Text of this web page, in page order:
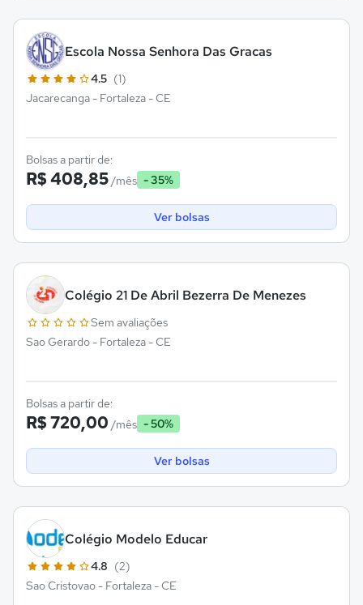
Escola Nossa Senhora Das Gracas
4.5 (1)
Jacarecanga - Fortaleza - CE
Bolsas a partir de:
R$ 408,85/mês - 35%
Ver bolsas
Colégio 21 De Abril Bezerra De Menezes
Sem avaliações
Sao Gerardo - Fortaleza - CE
Bolsas a partir de:
R$ 720,00 /mês - 50%
Ver bolsas
Colégio Modelo Educar
4.8 (2)
Sao Cristovao - Fortaleza - CE